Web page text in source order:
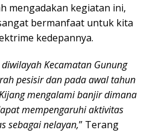
mengadakan kegiatan ini,
bermanfaat untuk kita
kedepannya.
Kecamatan Gunung
pesisir dan pada awal tahun
mengalami banjir dimana
mempengaruhi aktivitas
sebagai nelayan,” Terang